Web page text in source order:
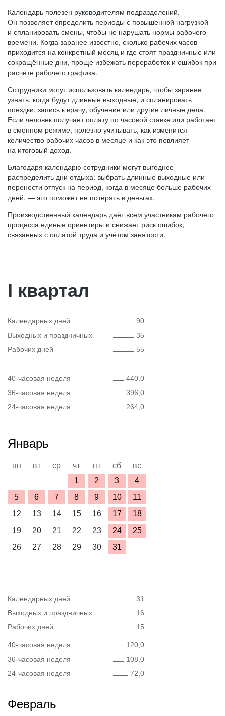
Календарь полезен руководителям подразделений.
Он позволяет определить периоды с повышенной нагрузкой
и спланировать смены, чтобы не нарушать нормы рабочего
времени. Когда заранее известно, сколько рабочих часов
приходится на конкретный месяц и где стоят праздничные или
сокращённые дни, проще избежать переработок и ошибок при
расчёте рабочего графика.
Сотрудники могут использовать календарь, чтобы заранее
узнать, когда будут длинные выходные, и спланировать
поездки, запись к врачу, обучение или другие личные дела.
Если человек получает оплату по часовой ставке или работает
в сменном режиме, полезно учитывать, как изменится
количество рабочих часов в месяце и как это повлияет
на итоговый доход.
Благодаря календарю сотрудники могут выгоднее
распределить дни отдыха: выбрать длинные выходные или
перенести отпуск на период, когда в месяце больше рабочих
дней, — это поможет не потерять в деньгах.
Производственный календарь даёт всем участникам рабочего
процесса единые ориентиры и снижает риск ошибок,
связанных с оплатой труда и учётом занятости.
I квартал
Календарных дней
90
Выходных и праздничных
35
Рабочих дней
55
40-часовая неделя
440,0
36-часовая неделя
396,0
24-часовая неделя
264,0
Январь
пн вт ср чт пт сб
вс
1
2 3
4
5
6 7 8 9 10
11
12
13 14 15 16 17
18
19
20 21 22 23 24
25
26
27 28 29 30 31
Календарных дней
31
Выходных и праздничных
16
Рабочих дней
15
40-часовая неделя
120,0
36-часовая неделя
108,0
24-часовая неделя
72,0
Февраль